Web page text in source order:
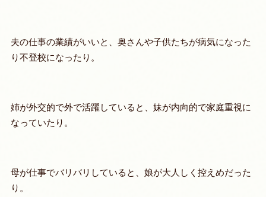
夫の仕事の業績がいいと、奥さんや子供たちが病気になった
り不登校になったり。
姉が外交的で外で活躍していると、妹が内向的で家庭重視に
なっていたり。
母が仕事でバリバリしていると、娘が大人しく控えめだった
り。